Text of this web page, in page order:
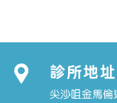
診所地址
尖沙咀金馬倫